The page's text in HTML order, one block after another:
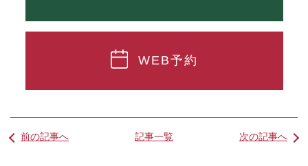
WEB予約
前の記事へ 記事一覧 次の記事へ